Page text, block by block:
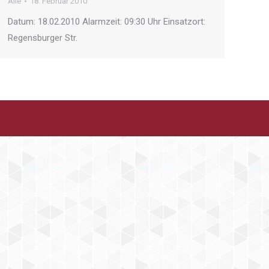
Datum: 18.02.2010 Alarmzeit: 09:30 Uhr Einsatzort:
Regensburger Str.